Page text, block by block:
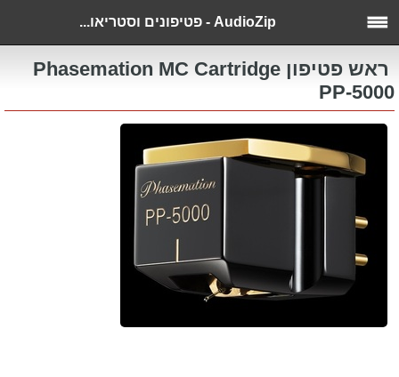
AudioZip - פטיפונים וסטריאו...
ראש פטיפון Phasemation MC Cartridge
PP-5000